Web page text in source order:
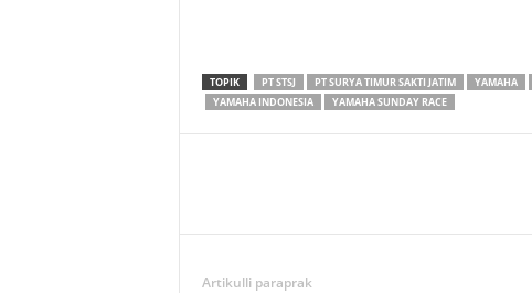
TOPIK PT STSJ PT SURYA TIMUR SAKTI JATIM YAMAHA
YAMAHA INDONESIA
YAMAHA SUNDAY RACE
Artikulli paraprak